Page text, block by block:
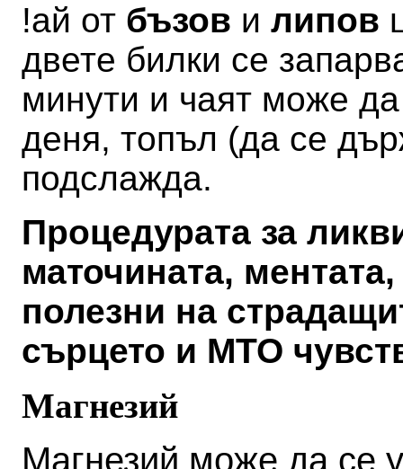
!ай от бъзов и липов
двете билки се
минути и чаят може
деня, топъл (да се
подслажда.
Процедурата за
маточината,
полезни на
сърцето и МТО
Магнезий
Магнезий може да се